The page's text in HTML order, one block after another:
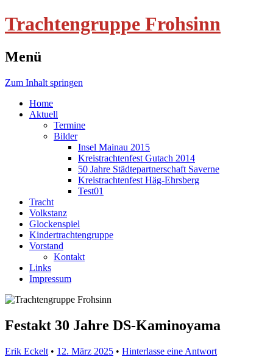
Trachtengruppe Frohsinn
Menü
Zum Inhalt springen
Home
Aktuell
Termine
Bilder
Insel Mainau 2015
Kreistrachtenfest Gutach 2014
50 Jahre Städtepartnerschaft Saverne
Kreistrachtenfest Häg-Ehrsberg
Test01
Tracht
Volkstanz
Glockenspiel
Kindertrachtengruppe
Vorstand
Kontakt
Links
Impressum
Festakt 30 Jahre DS-Kaminoyama
Erik Eckelt • 12. März 2025 • Hinterlasse eine Antwort